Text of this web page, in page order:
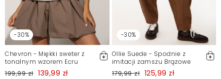
-30%
Chevron - Miękki sweter z
tonalnym wzorem Ecru
199,99 zł 139,99 zł
-30%
Ollie Suede - Spodnie z
imitacji zamszu Brązowe
179,99 zł 125,99 zł